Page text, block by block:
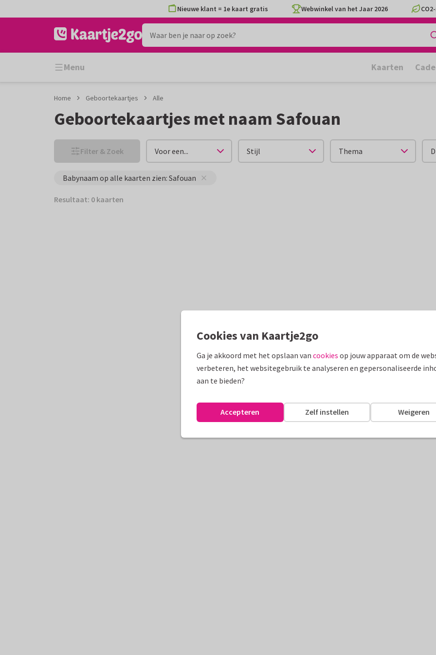
naar
naar
Nieuwe klant = 1e kaart gratis Webwinkel van het Jaar 2026
Menu Kaarten
Home Geboortekaartjes Alle
Geboortekaartjes met naam Safouan
Filter & Zoek Voor een... Stijl Thema
Babynaam op alle kaarten zien: Safouan
Resultaat: 0 kaarten
Cookies van Kaartje2go
Ga je akkoord met het opslaan van cookies op jouw apparaat om de
verbeteren, het websitegebruik te analyseren en gepersonaliseerde
aan te bieden?
Weigeren
Zelf instellen
Accepteren